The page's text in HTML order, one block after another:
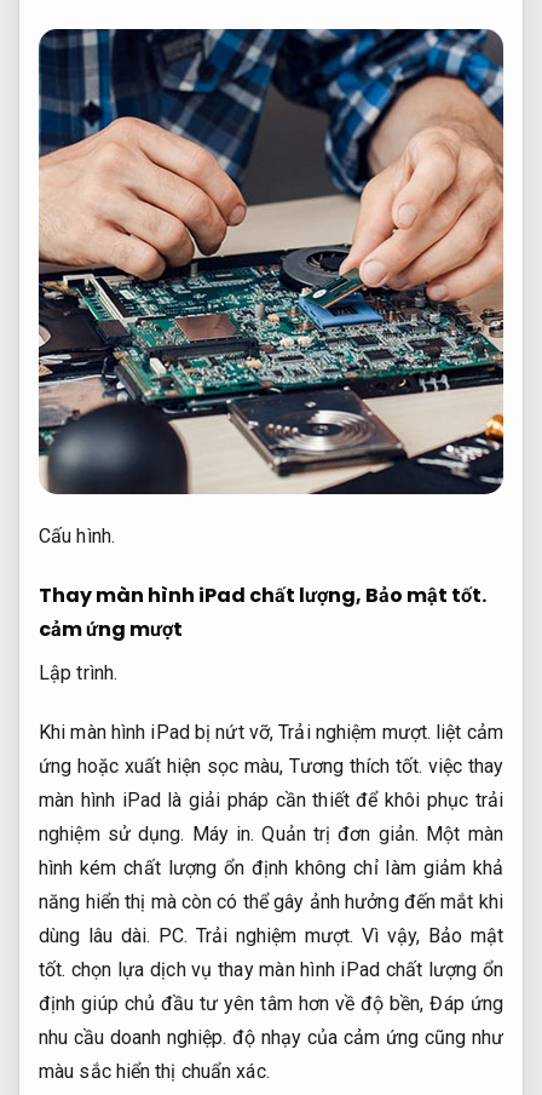
Cấu hình.
Thay màn hình iPad chất lượng, Bảo mật tốt.
cảm ứng mượt
Lập trình.
Khi màn hình iPad bị nứt vỡ,Trải nghiệm mượt. liệt cảm
ứng hoặc xuất hiện sọc màu, Tương thích tốt. việc thay
màn hình iPad là giải pháp cần thiết để khôi phục trải
nghiệm sử dụng. Máy in. Quản trị đơn giản. Một màn
hình kém chất lượng ổn định không chỉ làm giảm khả
năng hiển thị mà còn có thể gây ảnh hưởng đến mắt khi
dùng lâu dài. PC. Trải nghiệm mượt. Vì vậy, Bảo mật
tốt. chọn lựa dịch vụ thay màn hình iPad chất lượng ổn
định giúp chủ đầu tư yên tâm hơn về độ bền,Đáp ứng
nhu cầu doanh nghiệp. độ nhạy của cảm ứng cũng như
màu sắc hiển thị chuẩn xác.